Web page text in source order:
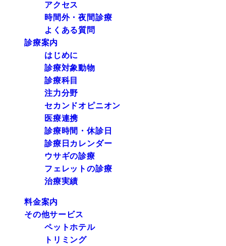
アクセス
時間外・夜間診療
よくある質問
診療案内
はじめに
診療対象動物
診療科目
注力分野
セカンドオピニオン
医療連携
診療時間・休診日
診療日カレンダー
ウサギの診療
フェレットの診療
治療実績
料金案内
その他サービス
ペットホテル
トリミング